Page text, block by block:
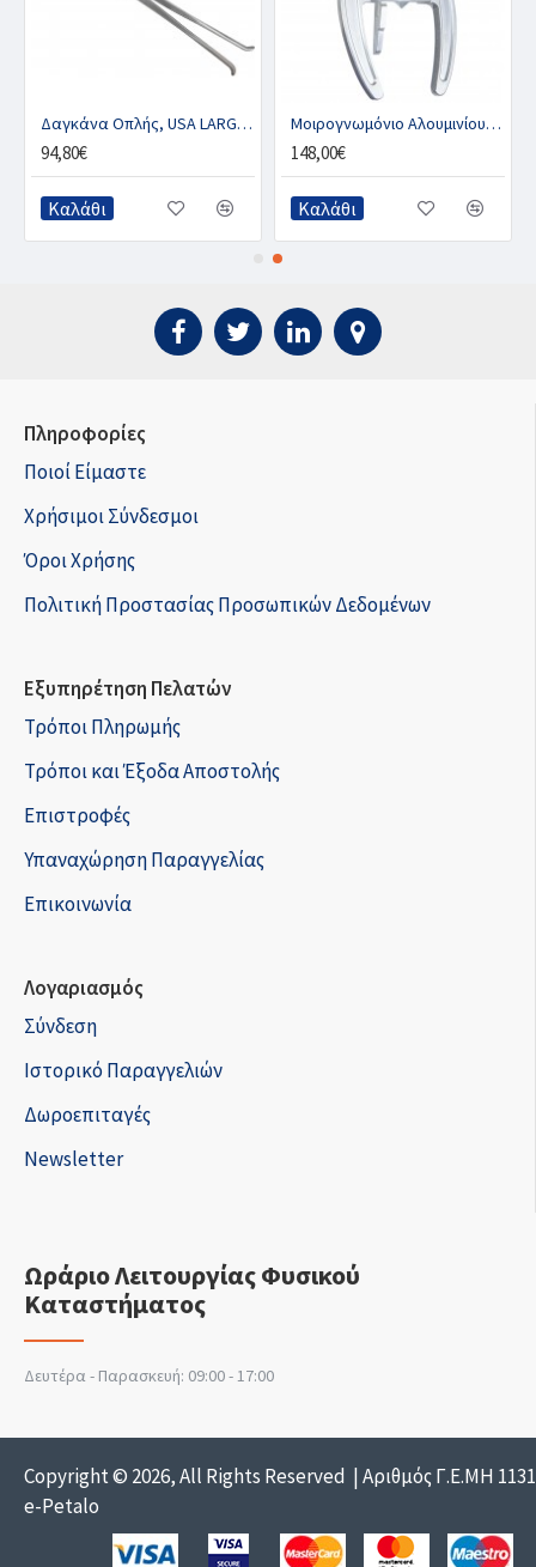
Δαγκάνα Οπλής, USA LARGE 19”
94,80€
Καλάθι
Μοιρογνωμόνιο Αλουμινίου, DOUBLE-S
148,00€
Καλάθι
Πληροφορίες
Ποιοί Είμαστε
Χρήσιμοι Σύνδεσμοι
Όροι Χρήσης
Πολιτική Προστασίας Προσωπικών Δεδομένων
Εξυπηρέτηση Πελατών
Τρόποι Πληρωμής
Τρόποι και Έξοδα Αποστολής
Επιστροφές
Υπαναχώρηση Παραγγελίας
Επικοινωνία
Λογαριασμός
Σύνδεση
Ιστορικό Παραγγελιών
Δωροεπιταγές
Newsletter
Ωράριο Λειτουργίας Φυσικού
Καταστήματος
Δευτέρα - Παρασκευή: 09:00 - 17:00
Copyright © 2026, All Rights Reserved | Αριθμός Γ.Ε.ΜΗ
e-Petalo